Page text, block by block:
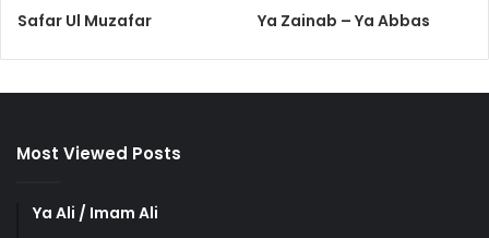
Safar Ul Muzafar Ya Zainab – Ya Abbas
Most Viewed Posts
Ya Ali / Imam Ali